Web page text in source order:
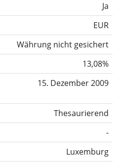
Ja
EUR
Währung nicht gesichert
13,08%
15. Dezember 2009
Thesaurierend
-
Luxemburg